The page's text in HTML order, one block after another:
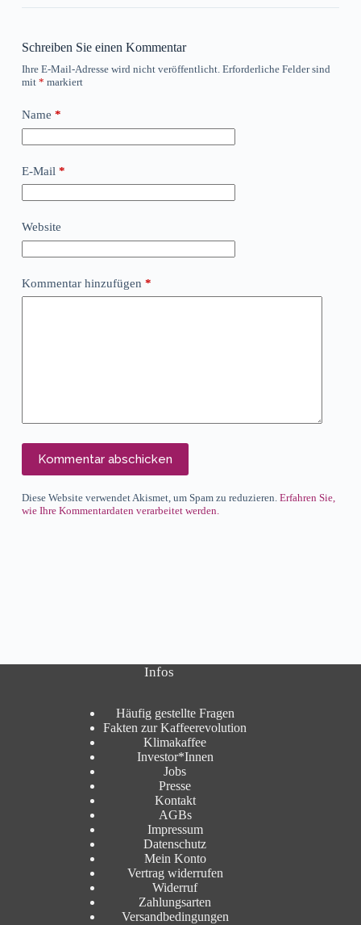
Schreiben Sie einen Kommentar
Ihre E-Mail-Adresse wird nicht veröffentlicht. Erforderliche Felder sind
mit * markiert
Name *
E-Mail *
Website
Kommentar hinzufügen *
Kommentar abschicken
Diese Website verwendet Akismet, um Spam zu reduzieren. Erfahren Sie,
wie Ihre Kommentardaten verarbeitet werden.
Infos
Häufig gestellte Fragen
Fakten zur Kaffeerevolution
Klimakaffee
Investor*Innen
Jobs
Presse
Kontakt
AGBs
Impressum
Datenschutz
Mein Konto
Vertrag widerrufen
Widerruf
Zahlungsarten
Versandbedingungen